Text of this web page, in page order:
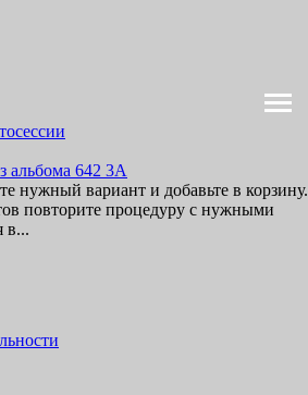
альбома 642 3А
нужный вариант и добавьте в корзину.
повторите процедуру с нужными
в...